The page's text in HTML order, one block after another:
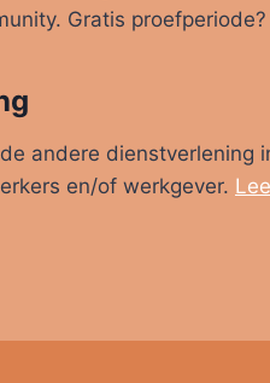
Gratis proefperiode?
andere dienstverlening
en/of werkgever.